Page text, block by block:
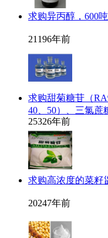
求购异丙醇，600吨
21196年前
求购甜菊糖苷（
40、50）、三氯蔗
25326年前
求购高浓度的菜籽
20247年前